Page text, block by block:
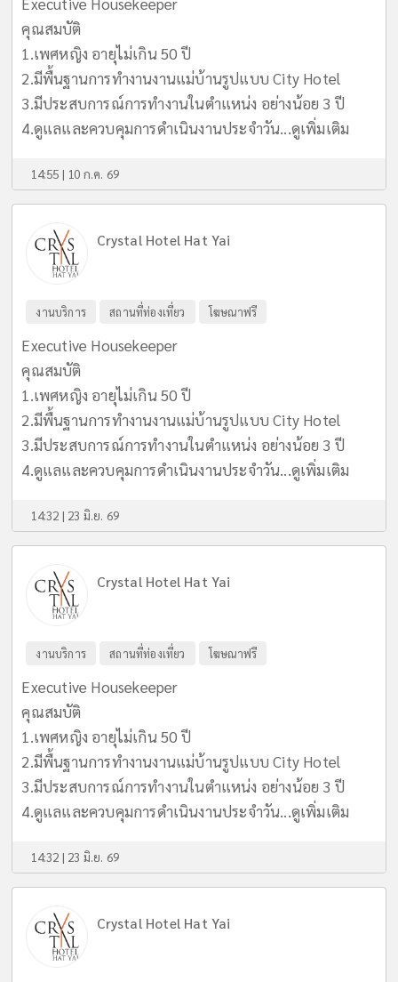
คุณสมบัติ
1.เพศหญิง อายุไม่เกิน 50 ปี
2.มีพื้นฐานการทำงานงานแม่บ้านรูปแบบ City Hotel
3.มีประสบการณ์การทำงานในตำแหน่ง อย่างน้อย 3 ปี
4.ดูแลและควบคุมการดำเนินงานประจำวัน...ดูเพิ่มเติม
14:55 | 10 ก.ค. 69
Crystal Hotel Hat Yai
งานบริการ สถานที่ท่องเที่ยว โฆษณาฟรี
Executive Housekeeper
คุณสมบัติ
1.เพศหญิง อายุไม่เกิน 50 ปี
2.มีพื้นฐานการทำงานงานแม่บ้านรูปแบบ City Hotel
3.มีประสบการณ์การทำงานในตำแหน่ง อย่างน้อย 3 ปี
4.ดูแลและควบคุมการดำเนินงานประจำวัน...ดูเพิ่มเติม
14:32 | 23 มิ.ย. 69
Crystal Hotel Hat Yai
งานบริการ สถานที่ท่องเที่ยว โฆษณาฟรี
Executive Housekeeper
คุณสมบัติ
1.เพศหญิง อายุไม่เกิน 50 ปี
2.มีพื้นฐานการทำงานงานแม่บ้านรูปแบบ City Hotel
3.มีประสบการณ์การทำงานในตำแหน่ง อย่างน้อย 3 ปี
4.ดูแลและควบคุมการดำเนินงานประจำวัน...ดูเพิ่มเติม
14:32 | 23 มิ.ย. 69
Crystal Hotel Hat Yai